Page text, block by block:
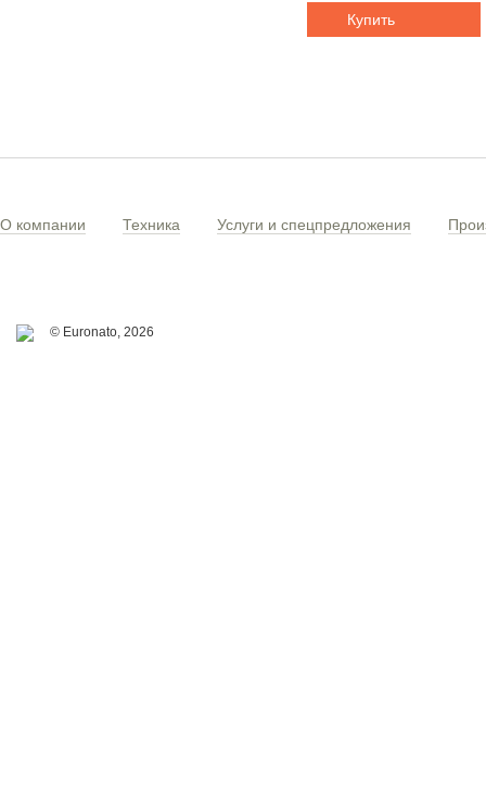
Купить
О компании Техника Услуги и спецпредложения
© Euronato, 2026